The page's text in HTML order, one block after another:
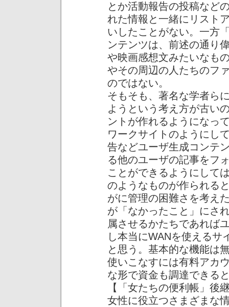
とか活動報告の投稿など
れた情報と一緒にリスト
いしたことがない。一方
ンテンツは、前述の通り
や映画感想文みたいなも
やその周辺の人たちのフ
のではない。
そもそも、著名な学者ら
ようという考え方が古い
ントが作れるようになっ
ワークサイトのようにし
告などユーザ生成コンテ
る他のユーザの記事をフ
ことができるようにして
のようなものが作られる
がに管理の困難さを考え
が「なかったこと」にさ
属させるかたちであれば
し本当にWANを使えるサ
と思う。基本的な機能は
使いこなすには有料アカ
な形で資金も調達できる
【「女たちの便利帳」後
女性に役立つさまざまな